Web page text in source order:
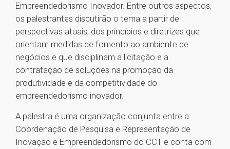
Empreendedorismo Inovador. Entre outros aspectos,
os palestrantes discutirão o tema a partir de
perspectivas atuais, dos princípios e diretrizes que
orientam medidas de fomento ao ambiente de
negócios e que disciplinam a licitação e a
contratação de soluções na promoção da
produtividade e da competitividade do
empreendedorismo inovador.
A palestra é uma organização conjunta entre a
Coordenação de Pesquisa e Representação de
Inovação e Empreendedorismo do CCT e conta com